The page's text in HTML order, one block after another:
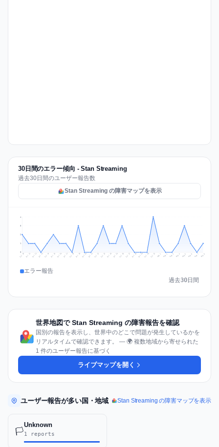
30日間のエラー傾向 - Stan Streaming
過去30日間のユーザー報告数
Stan Streaming の障害マップを表示
1
2
3
4
Jul 10 Jul 11 Jul 12 Jul 13 Jul 14 Jul 15 Jul 16 Jul 17 Jul 18 Jul 19 Jul 20 Jul 21 Jul 22 Jul 23 Jul 24 Jul 25 Jul 26 Jul 27 Jul 28 Jul 29 Jul 30 Jul 31 Aug 1 Aug 2 Aug 3 Aug 4 Aug 5 Aug 6 Aug 7 Aug 8
エラー報告
過去30日間
世界地図で Stan Streaming の障害報告を確認
国別の報告を表示し、世界中のどこで問題が発生しているかを
リアルタイムで確認できます。 — 🌍 複数地域から寄せられた
1 件のユーザー報告に基づく
ライブマップを開く
ユーザー報告が多い国・地域 Stan Streaming の障害マップを表示
🏳️
Unknown
1 reports